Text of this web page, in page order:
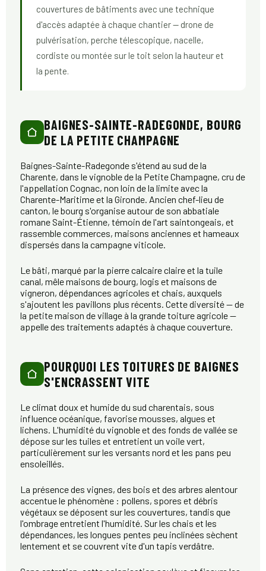
couvertures de bâtiments avec une technique
d'accès adaptée à chaque chantier — drone de
pulvérisation, perche télescopique, nacelle,
cordiste ou montée sur le toit selon la hauteur et
la pente.
BAIGNES-SAINTE-RADEGONDE, BOURG
DE LA PETITE CHAMPAGNE
Baignes-Sainte-Radegonde s'étend au sud de la
Charente, dans le vignoble de la Petite Champagne, cru de
l'appellation Cognac, non loin de la limite avec la
Charente-Maritime et la Gironde. Ancien chef-lieu de
canton, le bourg s'organise autour de son abbatiale
romane Saint-Étienne, témoin de l'art saintongeais, et
rassemble commerces, maisons anciennes et hameaux
dispersés dans la campagne viticole.
Le bâti, marqué par la pierre calcaire claire et la tuile
canal, mêle maisons de bourg, logis et maisons de
vigneron, dépendances agricoles et chais, auxquels
s'ajoutent les pavillons plus récents. Cette diversité — de
la petite maison de village à la grande toiture agricole —
appelle des traitements adaptés à chaque couverture.
POURQUOI LES TOITURES DE BAIGNES
S'ENCRASSENT VITE
Le climat doux et humide du sud charentais, sous
influence océanique, favorise mousses, algues et
lichens. L'humidité du vignoble et des fonds de vallée se
dépose sur les tuiles et entretient un voile vert,
particulièrement sur les versants nord et les pans peu
ensoleillés.
La présence des vignes, des bois et des arbres alentour
accentue le phénomène : pollens, spores et débris
végétaux se déposent sur les couvertures, tandis que
l'ombrage entretient l'humidité. Sur les chais et les
dépendances, les longues pentes peu inclinées sèchent
lentement et se couvrent vite d'un tapis verdâtre.